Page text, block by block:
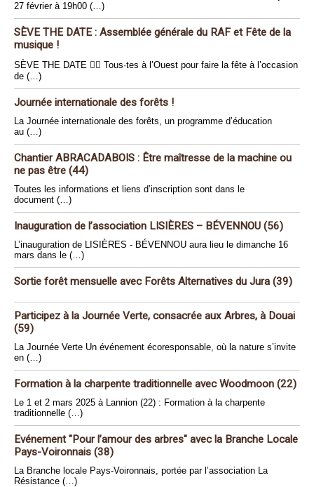
27 février à 19h00 (…)
SÈVE THE DATE : Assemblée générale du RAF et Fête de la
musique !
SÈVE THE DATE 🏴‍☠️ Tous·tes à l’Ouest pour faire la fête à l’occasion
de (…)
Journée internationale des forêts !
La Journée internationale des forêts, un programme d’éducation
au (…)
Chantier ABRACADABOIS : Être maîtresse de la machine ou
ne pas être (44)
Toutes les informations et liens d’inscription sont dans le
document (…)
Inauguration de l’association LISIÈRES – BÉVENNOU (56)
L’inauguration de LISIÈRES - BÉVENNOU aura lieu le dimanche 16
mars dans le (…)
Sortie forêt mensuelle avec Forêts Alternatives du Jura (39)
Participez à la Journée Verte, consacrée aux Arbres, à Douai
(59)
La Journée Verte Un événement écoresponsable, où la nature s’invite
en (…)
Formation à la charpente traditionnelle avec Woodmoon (22)
Le 1 et 2 mars 2025 à Lannion (22) : Formation à la charpente
traditionnelle (…)
Evénement "Pour l’amour des arbres" avec la Branche Locale
Pays-Voironnais (38)
La Branche locale Pays-Voironnais, portée par l’association La
Résistance (…)